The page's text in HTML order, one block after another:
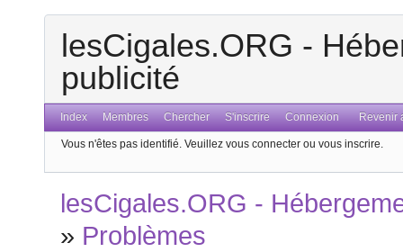
lesCigales.ORG -
publicité
Index Membres Chercher S'inscrire Connexion Revenir
Vous n'êtes pas identifié. Veuillez vous connecter ou vous inscrire.
lesCigales.ORG -
» Problèmes